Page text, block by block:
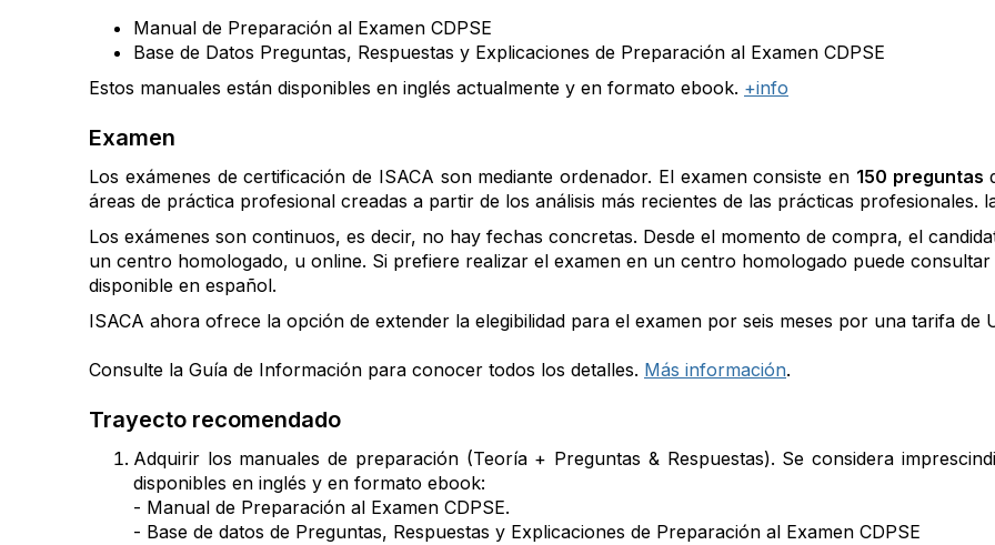
Manual de Preparación al Examen CDPSE
Base de Datos Preguntas, Respuestas y Explicaciones de Preparación al Examen CDPSE
Estos manuales están disponibles en inglés actualmente y en formato ebook. +info
Examen
Los exámenes de certificación de ISACA son mediante ordenador. El examen consiste en 150 preguntas
áreas de práctica profesional creadas a partir de los análisis más recientes de las prácticas profesionales.
Los exámenes son continuos, es decir, no hay fechas concretas. Desde el momento de compra, el
un centro homologado, u online. Si prefiere realizar el examen en un centro homologado puede consultar
disponible en español.
ISACA ahora ofrece la opción de extender la elegibilidad para el examen por seis meses por una tarifa de
Consulte la Guía de Información para conocer todos los detalles. Más información.
Trayecto recomendado
Adquirir los manuales de preparación (Teoría + Preguntas & Respuestas). Se considera
disponibles en inglés y en formato ebook:
- Manual de Preparación al Examen CDPSE.
- Base de datos de Preguntas, Respuestas y Explicaciones de Preparación al Examen CDPSE